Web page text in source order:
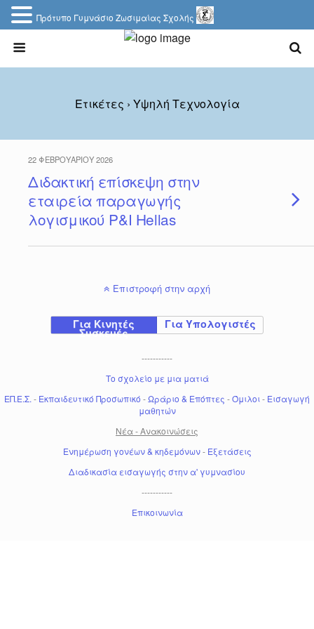
Ετικέτες › Υψηλή Τεχνολογία
22 ΦΕΒΡΟΥΑΡΊΟΥ 2026
Διδακτική επίσκεψη στην
εταιρεία παραγωγής
λογισμικού P&I Hellas
Επιστροφή στην αρχή
Για Κινητές
Συσκευές
Για Υπολογιστές
-----------
Το σχολείο με μια ματιά
ΕΠ.Ε.Σ. - Εκπαιδευτικό Προσωπικό -Ωράριο & Επόπτες -Όμιλοι- Εισαγωγή
μαθητών
Νέα - Ανακοινώσεις
Ενημέρωση γονέων & κηδεμόνων- Εξετάσεις
Διαδικασία εισαγωγής στην α' γυμνασίου
-----------
Επικοινωνία
Πρότυπο Γυμνάσιο Ζωσιμαίας Σχολής